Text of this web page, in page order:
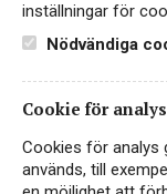
inställningar för
Nödvändiga
Cookie för analys
Cookies för analys
används, till